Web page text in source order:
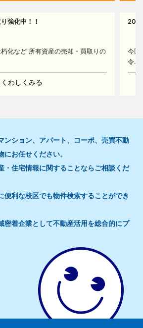
強化中！！
化など 所有資産の売却・買取りの
くわしくみる
今回
令...
ンション、アパート、コーポ、売買不動
にお任せください。
・住宅情報に関することならご相談くだ
便利な校区でも物件検索することができ
密着企業として不動産活用を総合的にプ